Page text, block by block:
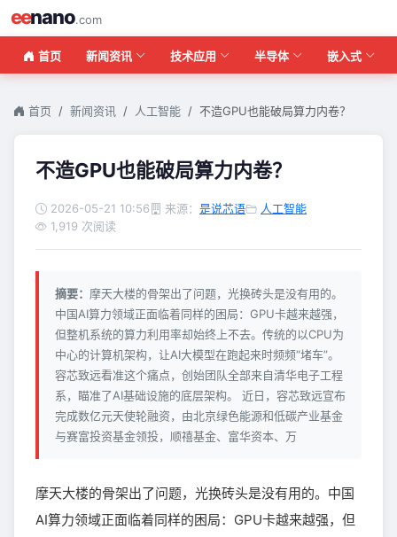
eenano.com
首页 新闻资讯 技术应用 半导体 嵌入式
首页 新闻资讯 人工智能 不造GPU也能破局算力内卷？
不造GPU也能破局算力内卷？
2026-05-21 10:56 来源： 是说芯语
人工智能
1,919 次阅读
摘要： 摩天大楼的骨架出了问题，光换砖头是没有用的。
中国AI算力领域正面临着同样的困局：GPU卡越来越强，
但整机系统的算力利用率却始终上不去。传统的以CPU为
中心的计算机架构，让AI大模型在跑起来时频频“堵车”。
容芯致远看准这个痛点，创始团队全部来自清华电子工程
系，瞄准了AI基础设施的底层架构。 近日，容芯致远宣布
完成数亿元天使轮融资，由北京绿色能源和低碳产业基金
与赛富投资基金领投，顺禧基金、富华资本、万
摩天大楼的骨架出了问题，光换砖头是没有用的。中国
AI算力领域正面临着同样的困局：GPU卡越来越强，但